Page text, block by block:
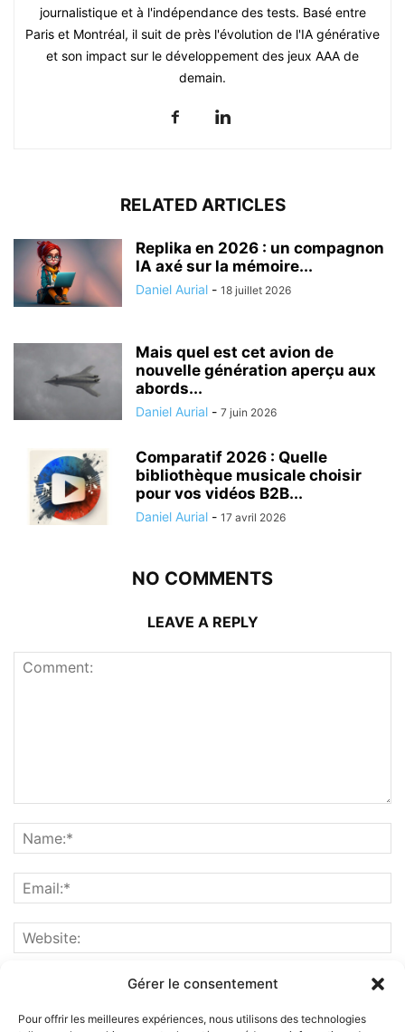
Gérer le consentement
Pour offrir les meilleures expériences, nous utilisons des technologies
journalistique et à l'indépendance des tests. Basé entre
Paris et Montréal, il suit de près l'évolution de l'IA générative
et son impact sur le développement des jeux AAA de
demain.
RELATED ARTICLES
Replika en 2026 : un compagnon
IA axé sur la mémoire...
Daniel Aurial - 18 juillet 2026
Mais quel est cet avion de
nouvelle génération aperçu aux
abords...
Daniel Aurial - 7 juin 2026
Comparatif 2026 : Quelle
bibliothèque musicale choisir
pour vos vidéos B2B...
Daniel Aurial - 17 avril 2026
NO COMMENTS
LEAVE A REPLY